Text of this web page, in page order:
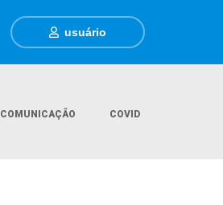
usuário
COMUNICAÇÃO COVID